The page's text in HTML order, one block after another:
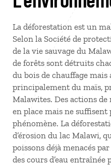
La déforestation est un
Selon la Société de
de la vie sauvage du
de forêts sont détruits
du bois de chauffage
principalement du maïs,
Malawites. Des actions
en place mais ne suffisent
phénomène. La
d’érosion du lac Malawi,
poissons déjà menacés
des cours d’eau